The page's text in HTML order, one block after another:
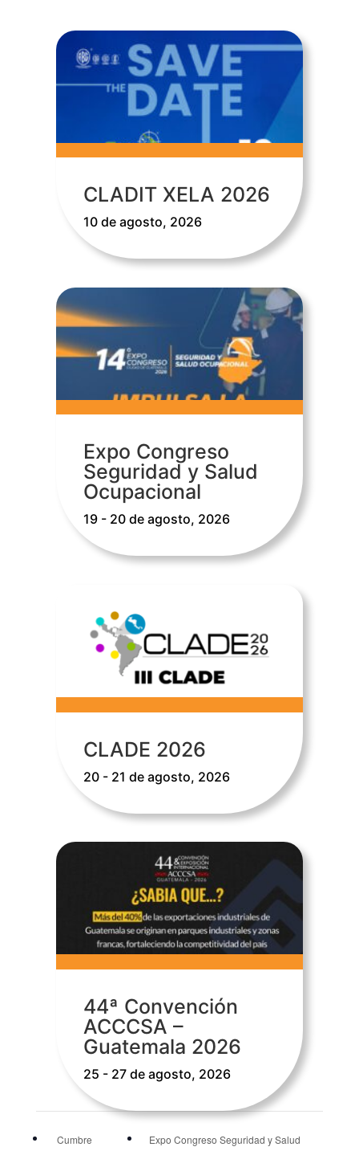
CLADIT XELA 2026
10 de agosto, 2026
Expo Congreso
Seguridad y Salud
Ocupacional
19 - 20 de agosto, 2026
CLADE 2026
20 - 21 de agosto, 2026
44ª Convención
ACCCSA –
Guatemala 2026
25 - 27 de agosto, 2026
Cumbre
Expo Congreso Seguridad y Salud